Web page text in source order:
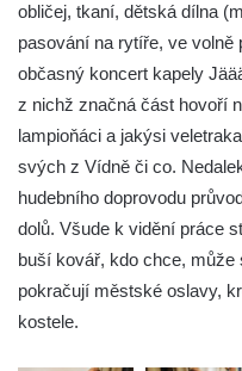
obličej, tkaní, dětská dílna
pasování na rytíře, ve volně
občasný koncert kapely
z nichž značná část hovoří
lampioňáci a jakýsi
svých z Vídně či co.
hudebního doprovodu
dolů. Všude k vidění práce
buší kovář, kdo chce,
pokračují městské oslavy,
kostele.